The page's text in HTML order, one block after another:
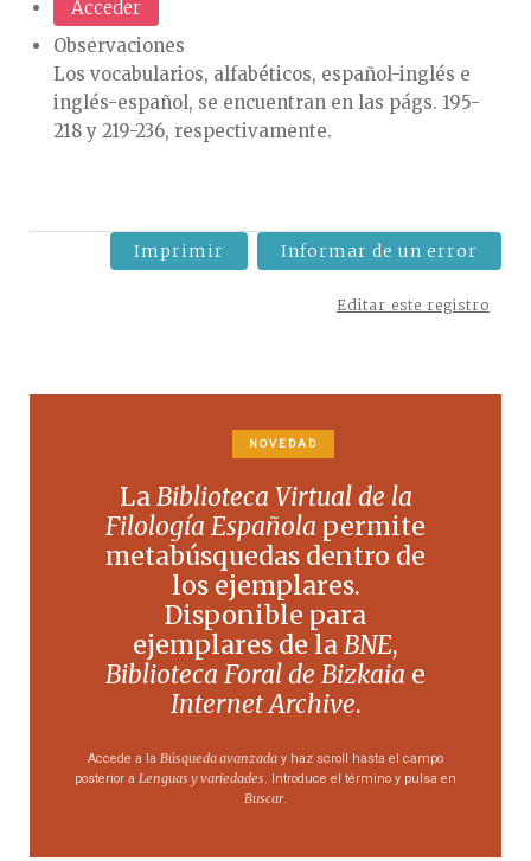
Acceder
Observaciones
Los vocabularios, alfabéticos, español-inglés e
inglés-español, se encuentran en las págs. 195-
218 y 219-236, respectivamente.
Imprimir Informar de un error
Editar este registro
NOVEDAD
LaBiblioteca Virtual de la
Filología Española permite
metabúsquedas dentro de
los ejemplares.
Disponible para
ejemplares de laBNE,
Biblioteca Foral de Bizkaia e
Internet Archive.
Accede a la Búsqueda avanzada y haz scroll hasta el campo
posterior a Lenguas y variedades . Introduce el término y pulsa en
Buscar.